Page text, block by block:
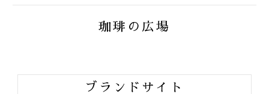
FAIRTRAID
ORGANIC JAS
珈琲の広場
ブランドサイト